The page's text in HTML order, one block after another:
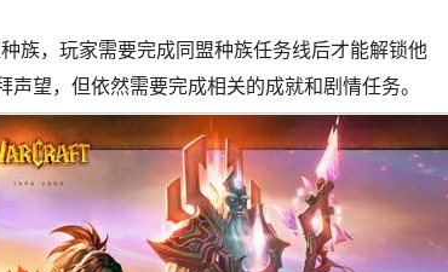
族，玩家需要完成同盟种族任务线后才能解锁他
望，但依然需要完成相关的成就和剧情任务。